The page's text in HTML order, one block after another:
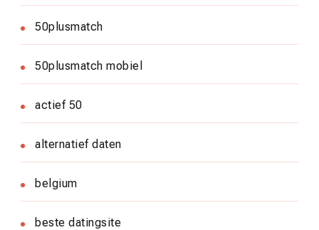
50plusmatch
50plusmatch mobiel
actief 50
alternatief daten
belgium
beste datingsite